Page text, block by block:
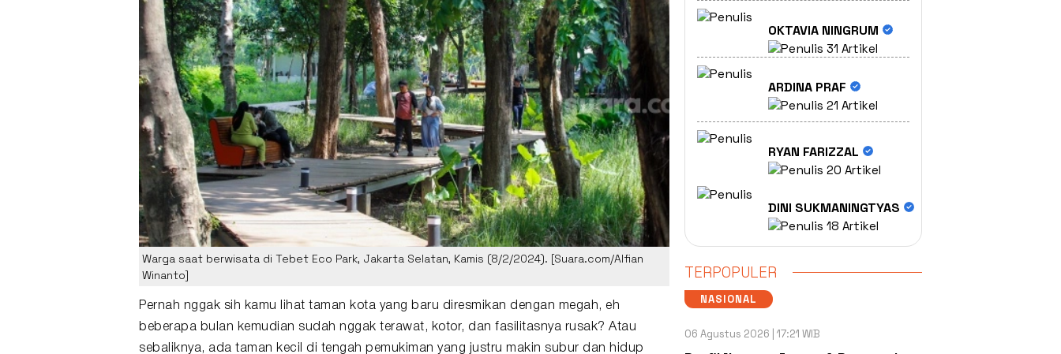
Warga saat berwisata di Tebet Eco Park, Jakarta Selatan, Kamis (8/2/2024). [Suara.com/Alfian
Winanto]
Pernah nggak sih kamu lihat taman kota yang baru diresmikan dengan megah, eh
beberapa bulan kemudian sudah nggak terawat, kotor, dan fasilitasnya rusak? Atau
sebaliknya, ada taman kecil di tengah pemukiman yang justru makin subur dan hidup
OKTAVIA NINGRUM
31 Artikel
ARDINA PRAF
21 Artikel
RYAN FARIZZAL
20 Artikel
DINI SUKMANINGTYAS
18 Artikel
TERPOPULER
NASIONAL
06 Agustus 2026 | 17:21 WIB